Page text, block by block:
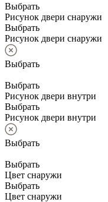
Выбрать
Рисунок двери снаружи
Выбрать
Рисунок двери снаружи
Выбрать
Выбрать
Рисунок двери внутри
Выбрать
Рисунок двери внутри
Выбрать
Выбрать
Цвет снаружи
Выбрать
Цвет снаружи